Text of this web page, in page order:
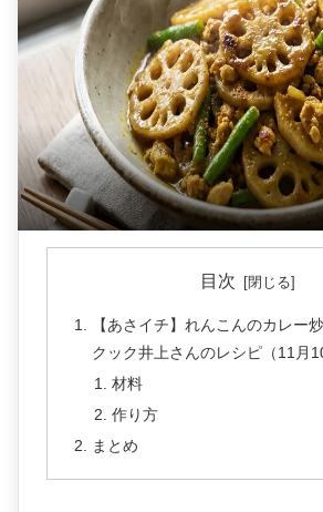
目次
【あさイチ】れんこんのカレー
クック井上さんのレシピ（11月
材料
作り方
まとめ